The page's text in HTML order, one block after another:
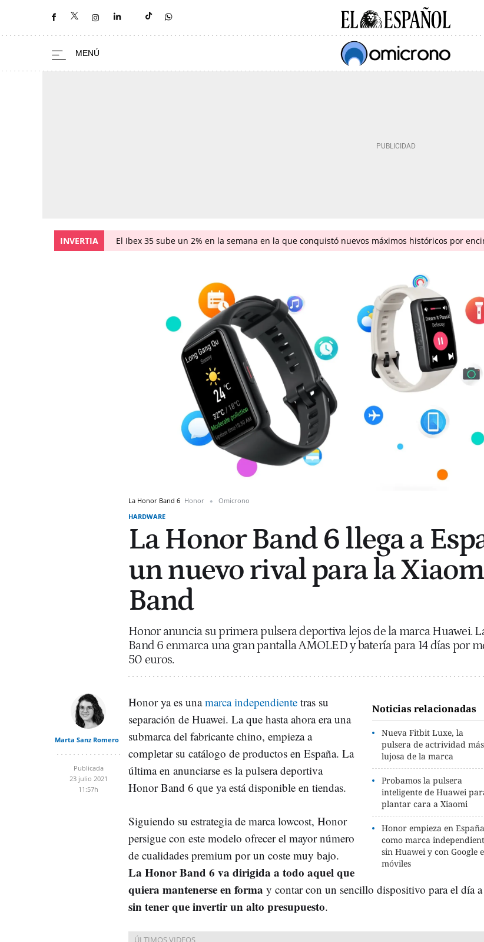
INVERTIA El Ibex 35 sube un 2% en la semana en la que conquistó nuevos máximos históricos por
La Honor Band 6 Honor
Omicrono
HARDWARE
La Honor Band 6 llega a
un nuevo rival para la
Band
Honor anuncia su primera pulsera deportiva lejos de la marca Huawei.
Band 6 enmarca una gran pantalla AMOLED y batería para 14 días por
50 euros.
Marta Sanz Romero
Publicada
23 julio 2021
11:57h
Noticias relacionadas
Nueva Fitbit Luxe, la
pulsera de actrividad más
lujosa de la marca
Probamos la pulsera
inteligente de Huawei
plantar cara a Xiaomi
Honor empieza en España
como marca
sin Huawei y con Google
móviles
Honor ya es unamarca independiente tras su
separación de Huawei. La que hasta ahora era una
submarca del fabricante chino, empieza a
completar su catálogo de productos en España. La
última en anunciarse es la pulsera deportiva
Honor Band 6 que ya está disponible en tiendas.
Siguiendo su estrategia de marca lowcost, Honor
persigue con este modelo ofrecer el mayor número
de cualidades premium por un coste muy bajo.
La Honor Band 6 va dirigida a todo aquel que
quiera mantenerse en forma y contar con un sencillo dispositivo para el día
sin tener que invertir un alto presupuesto.